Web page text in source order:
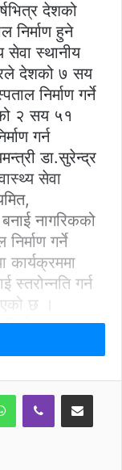
देशको
निर्माण हुने
स्थानीय
देशको ७ सय
निर्माण गर्ने
२ सय ५१
गर्न
डा.सुरेन्द्र
सेवा
नागरिकको
गर्ने
गर्न
छ ।
चरणमा २
। योजना
WhatsAppViber Share via Email